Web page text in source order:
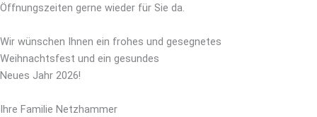
Öffnungszeiten gerne wieder für Sie da.
Wir wünschen Ihnen ein frohes und gesegnetes
Weihnachtsfest und ein gesundes
Neues Jahr 2026!
Ihre Familie Netzhammer